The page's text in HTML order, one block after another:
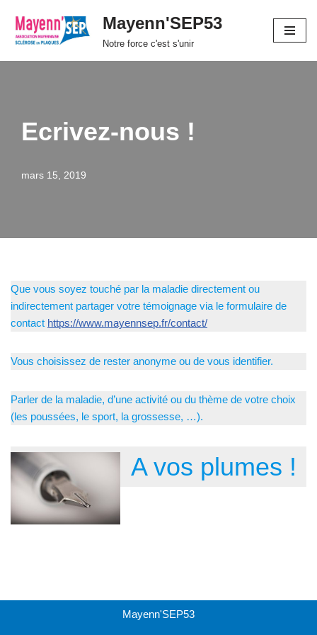
Aller
Mayenn'SEP53
Notre force c'est s'unir
Ecrivez-nous !
mars 15, 2019
Que vous soyez touché par la maladie directement ou
indirectement partager votre témoignage via le formulaire de
contact https://www.mayennsep.fr/contact/
Vous choisissez de rester anonyme ou de vous identifier.
Parler de la maladie, d’une activité ou du thème de votre choix
(les poussées, le sport, la grossesse, …).
A vos plumes !
Mayenn'SEP53